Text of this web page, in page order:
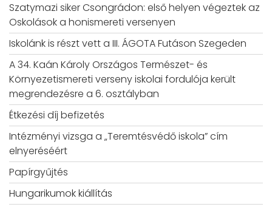
Szatymazi siker Csongrádon: első helyen végeztek az
Oskolások a honismereti versenyen
Iskolánk is részt vett a III. ÁGOTA Futáson Szegeden
A 34. Kaán Károly Országos Természet- és
Környezetismereti verseny iskolai fordulója került
megrendezésre a 6. osztályban
Étkezési díj befizetés
Intézményi vizsga a „Teremtésvédő iskola” cím
elnyeréséért
Papírgyűjtés
Hungarikumok kiállítás